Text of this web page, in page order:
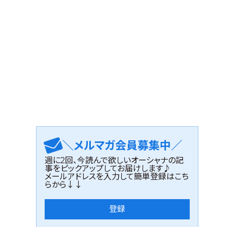
＼メルマガ会員募集中／
週に2回、今読んで欲しいオーシャナの記
事をピックアップしてお届けします♪
メールアドレスを入力して簡単登録はこち
らから↓↓
登録